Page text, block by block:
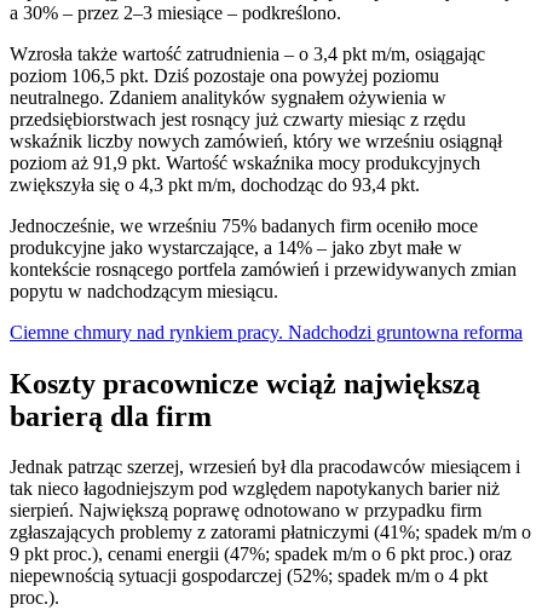
a 30% – przez 2–3 miesiące – podkreślono.
Wzrosła także wartość zatrudnienia – o 3,4 pkt m/m, osiągając
poziom 106,5 pkt. Dziś pozostaje ona powyżej poziomu
neutralnego. Zdaniem analityków sygnałem ożywienia w
przedsiębiorstwach jest rosnący już czwarty miesiąc z rzędu
wskaźnik liczby nowych zamówień, który we wrześniu osiągnął
poziom aż 91,9 pkt. Wartość wskaźnika mocy produkcyjnych
zwiększyła się o 4,3 pkt m/m, dochodząc do 93,4 pkt.
Jednocześnie, we wrześniu 75% badanych firm oceniło moce
produkcyjne jako wystarczające, a 14% – jako zbyt małe w
kontekście rosnącego portfela zamówień i przewidywanych zmian
popytu w nadchodzącym miesiącu.
Ciemne chmury nad rynkiem pracy. Nadchodzi gruntowna reforma
Koszty pracownicze wciąż największą
barierą dla firm
Jednak patrząc szerzej, wrzesień był dla pracodawców miesiącem i
tak nieco łagodniejszym pod względem napotykanych barier niż
sierpień. Największą poprawę odnotowano w przypadku firm
zgłaszających problemy z zatorami płatniczymi (41%; spadek m/m o
9 pkt proc.), cenami energii (47%; spadek m/m o 6 pkt proc.) oraz
niepewnością sytuacji gospodarczej (52%; spadek m/m o 4 pkt
proc.).